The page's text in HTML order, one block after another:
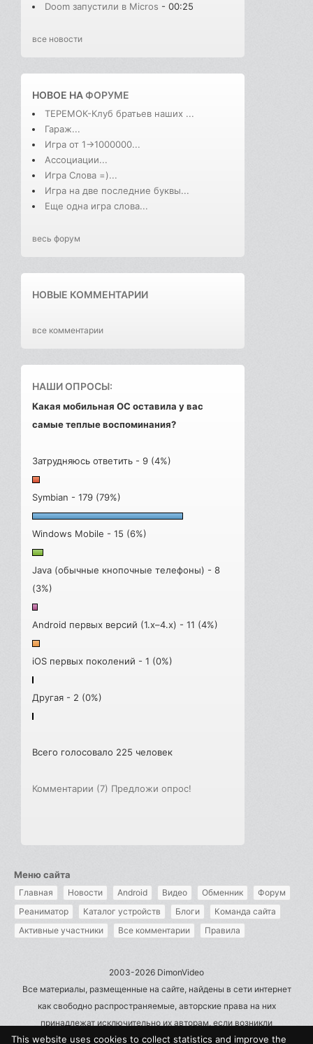
Doom запустили в Micros - 00:25
все новости
НОВОЕ НАФОРУМЕ
ТЕРЕМОК-Клуб братьев наших ...
Гараж...
Игра от 1->1000000...
Ассоциации...
Игра Слова =)...
Игра на две последние буквы...
Еще одна игра слова...
весь форум
НОВЫЕ КОММЕНТАРИИ
все комментарии
НАШИ ОПРОСЫ:
Какая мобильная ОС оставила у вас
самые теплые воспоминания?
Затрудняюсь ответить - 9 (4%)
Symbian - 179 (79%)
Windows Mobile - 15 (6%)
Java (обычные кнопочные телефоны) - 8
(3%)
Android первых версий (1.x–4.x) - 11 (4%)
iOS первых поколений - 1 (0%)
Другая - 2 (0%)
Всего голосовало 225 человек
Комментарии (7) Предложи опрос!
Меню сайта
Главная Новости Android Видео Обменник
Форум
Реаниматор
Каталог устройств Блоги
Команда сайта
Активные участники
Все комментарии Правила
2003-2026 DimonVideo
Все материалы, размещенные на сайте, найдены в сети интернет
как свободно распространяемые, авторские права на них
принадлежат исключительно их авторам, если возникли
претензии - пишите на admin@dimonvideo.ru
This website uses cookies to collect statistics and improve the